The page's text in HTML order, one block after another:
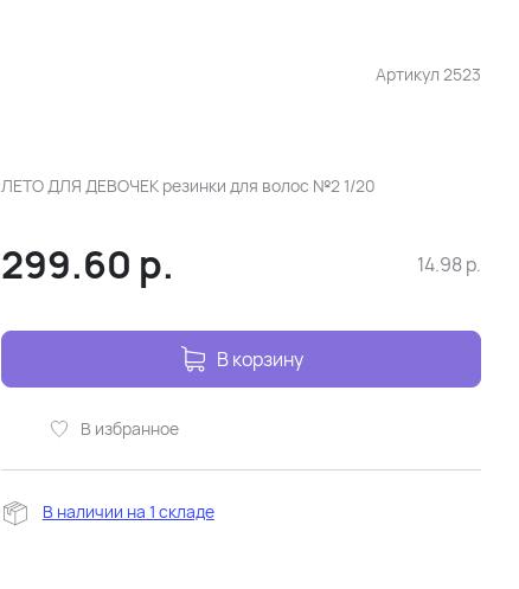
Артикул 2523
ЛЕТО ДЛЯ ДЕВОЧЕК резинки для волос №2 1/20
299.60 р. 14.98р.
В корзину
В избранное
В наличии на 1 складе